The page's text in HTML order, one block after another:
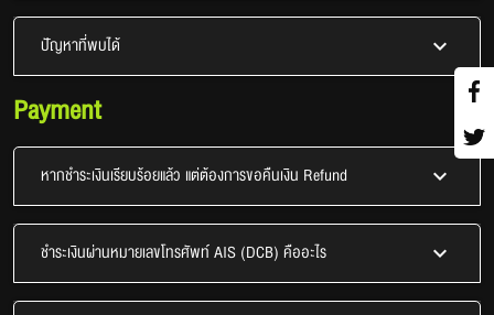
ปัญหาที่พบได้
Payment
หากชำระเงินเรียบร้อยแล้ว แต่ต้องการขอคืนเงิน Refund
ชำระเงินผ่านหมายเลขโทรศัพท์ AIS (DCB) คืออะไร